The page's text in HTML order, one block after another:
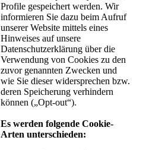
Profile gespeichert werden. Wir
informieren Sie dazu beim Aufruf
unserer Website mittels eines
Hinweises auf unsere
Datenschutzerklärung über die
Verwendung von Cookies zu den
zuvor genannten Zwecken und
wie Sie dieser widersprechen bzw.
deren Speicherung verhindern
können („Opt-out“).
Es werden folgende Cookie-
Arten unterschieden: